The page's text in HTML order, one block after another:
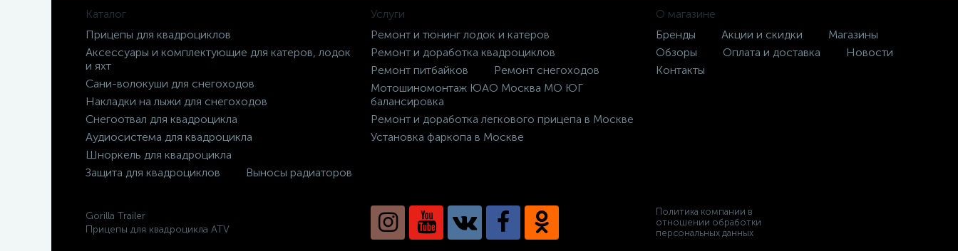
Каталог
Прицепы для квадроциклов
Аксессуары и комплектующие для катеров, лодок
и яхт
Сани-волокуши для снегоходов
Накладки на лыжи для снегоходов
Снегоотвал для квадроцикла
Аудиосистема для квадроцикла
Шноркель для квадроцикла
Защита для квадроциклов
Выносы радиаторов
Услуги
Ремонт и тюнинг лодок и катеров
Ремонт и доработка квадроциклов
Ремонт питбайков
Ремонт снегоходов
Мотошиномонтаж ЮАО Москва МО ЮГ
балансировка
Ремонт и доработка легкового прицепа в Москве
Установка фаркопа в Москве
О магазине
Бренды
Акции и скидки
Магазины
Обзоры
Оплата и доставка
Новости
Контакты
Gorilla Trailer
Прицепы для квадроцикла ATV
Политика компании в
отношении обработки
персональных данных